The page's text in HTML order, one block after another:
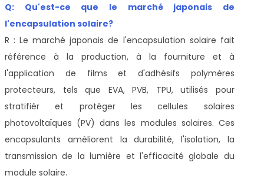
Q: Qu'est-ce que le marché japonais de
l'encapsulation solaire?
R : Le marché japonais de l'encapsulation solaire fait
référence à la production, à la fourniture et à
l'application de films et d'adhésifs polymères
protecteurs, tels que EVA, PVB, TPU, utilisés pour
stratifiér et protéger les cellules solaires
photovoltaïques (PV) dans les modules solaires. Ces
encapsulants améliorent la durabilité, l'isolation, la
transmission de la lumière et l'efficacité globale du
module solaire.